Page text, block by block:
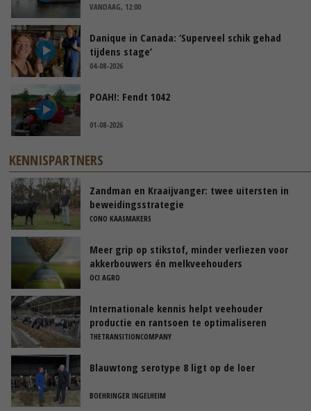
VANDAAG, 12:00
Danique in Canada: ‘Superveel schik gehad
tijdens stage’
04-08-2026
POAH!: Fendt 1042
01-08-2026
KENNISPARTNERS
Zandman en Kraaijvanger: twee uitersten in
beweidingsstrategie
CONO KAASMAKERS
Meer grip op stikstof, minder verliezen voor
akkerbouwers én melkveehouders
OCI AGRO
Internationale kennis helpt veehouder
productie en rantsoen te optimaliseren
THETRANSITIONCOMPANY
Blauwtong serotype 8 ligt op de loer
BOEHRINGER INGELHEIM